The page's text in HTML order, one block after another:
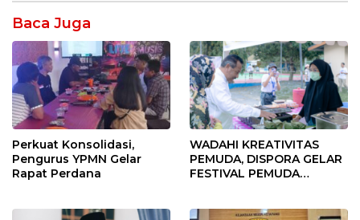
Baca Juga
Perkuat Konsolidasi,
Pengurus YPMN Gelar
Rapat Perdana
WADAHI KREATIVITAS
PEMUDA, DISPORA GELAR
FESTIVAL PEMUDA